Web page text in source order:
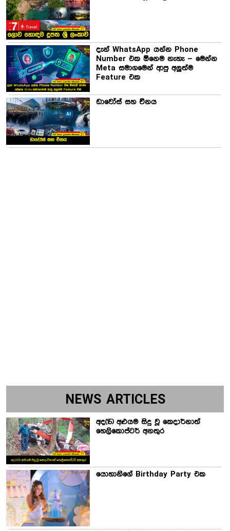
දැන් WhatsApp යන්න Phone
Number එක ඕනෙම නැහැ – මෙන්න
Meta සමාගමෙන් ආපු අලුත්ම
Feature එක
ඩාවෝස් සහ චීනය
NEWS ARTICLES
අද(15) අළුයම සිදු වූ කෙදාර්නාත්
හෙලිකොප්ටර් අනතුර
යොහානිගේ Birthday Party එක